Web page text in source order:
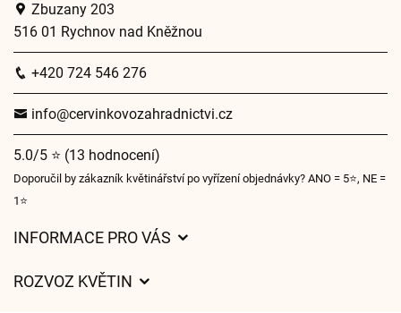
Zbuzany 203
516 01 Rychnov nad Kněžnou
+420 724 546 276
info@cervinkovozahradnictvi.cz
5.0/5 ⭐ (13 hodnocení)
Doporučil by zákazník květinářství po vyřízení objednávky? ANO = 5⭐, NE =
1⭐
INFORMACE PRO VÁS
ROZVOZ KVĚTIN